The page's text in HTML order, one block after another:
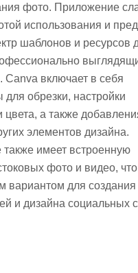
фото. Приложение
использования и
шаблонов и ресурсов
включает в себя
для обрезки, настройки
цвета, а также
элементов дизайна.
имеет встроенную
фото и видео,
вариантом для создания
и дизайна социальных